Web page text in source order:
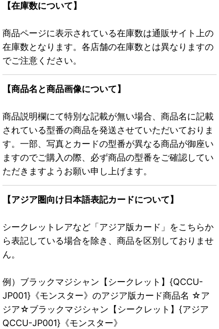
【在庫数について】
商品ページに表示されている在庫数は通販サイト上の
在庫数となります。各店舗の在庫数とは異なりますの
でご注意ください。
【商品名と商品画像について】
商品説明欄にて特別な記載が無い場合、商品名に記載
されている型番の商品を発送させていただいておりま
す。一部、写真とカードの型番が異なる商品が御座い
ますのでご購入の際、必ず商品の型番をご確認してい
ただきますようお願い申し上げます。
【アジア圏向け日本語表記カードについて】
シークレットレアなど「アジア版カード」をこちらか
ら表記している場合を除き、商品を区別しておりませ
ん。
例）ブラックマジシャン【シークレット】{QCCU-
JP001}《モンスター》のアジア版カード商品名 ☆ア
ジア☆ブラックマジシャン【シークレット】{アジア
QCCU-JP001}《モンスター》